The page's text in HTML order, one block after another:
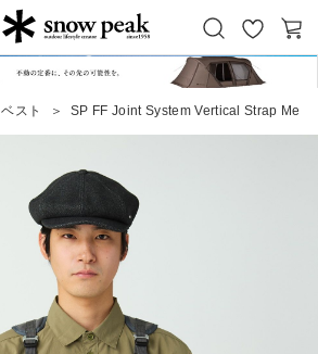
Snow Peak
お
気
カ
ベスト ＞ SP FF Joint System Vertical Strap Mesh